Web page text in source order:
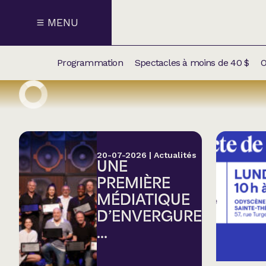
MENU
NOS
Humour
Programmation Spectacles à moins de 40 $
20-07-2026 | Actualités
UNE
PREMIÈRE
MÉDIATIQUE
D’ENVERGURE
...